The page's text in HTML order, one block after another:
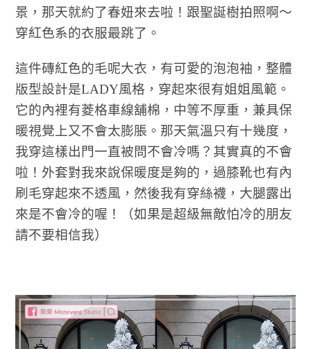
景，那天就約了春妞來去啦！跟聖誕樹拍照啊～
穿紅色系的衣服最跳了。
這件磚紅色的毛呢大衣，有可愛的泡泡袖，整體
版型設計是LADY風格，穿起來很有姐姐風範。
它的內裡有菱格車線舖棉，中等不厚重，兼具保
暖視覺上又不會太膨脹。那天氣溫只有十幾度，
我穿這樣出門一直被問不會冷嗎？其實真的不會
啦！外套對我來說保暖度是夠的，過膝靴也有內
刷毛穿起來不透風，然後我有穿絲襪，大腿露出
來是不會冷的喔！（如果是超級無敵怕冷的朋友
請不要相信我）